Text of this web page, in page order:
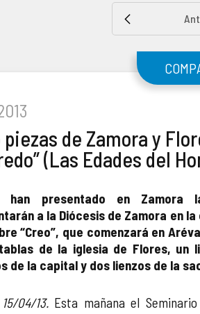
piezas de Zamora y
(Las Edades del
han presentado en Zamora
a la Diócesis de Zamora en
“Creo”, que comenzará en
de la iglesia de Flores, un
de la capital y dos lienzos de la
04/13.Esta mañana el